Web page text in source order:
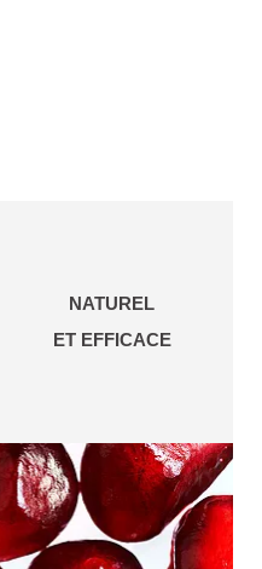
NATUREL
ET EFFICACE